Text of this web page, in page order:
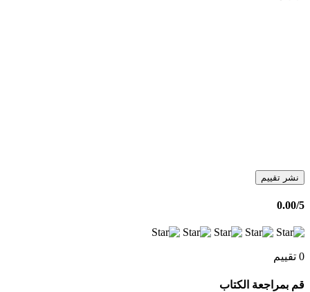
نشر تقييم
0.00/5
0 تقييم
قم بمراجعة الكتاب